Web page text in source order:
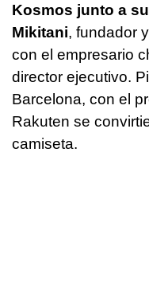
Kosmos junto a
Mikitani, fundador
con el empresario
director ejecutivo.
Barcelona, con el
Rakuten se
camiseta.